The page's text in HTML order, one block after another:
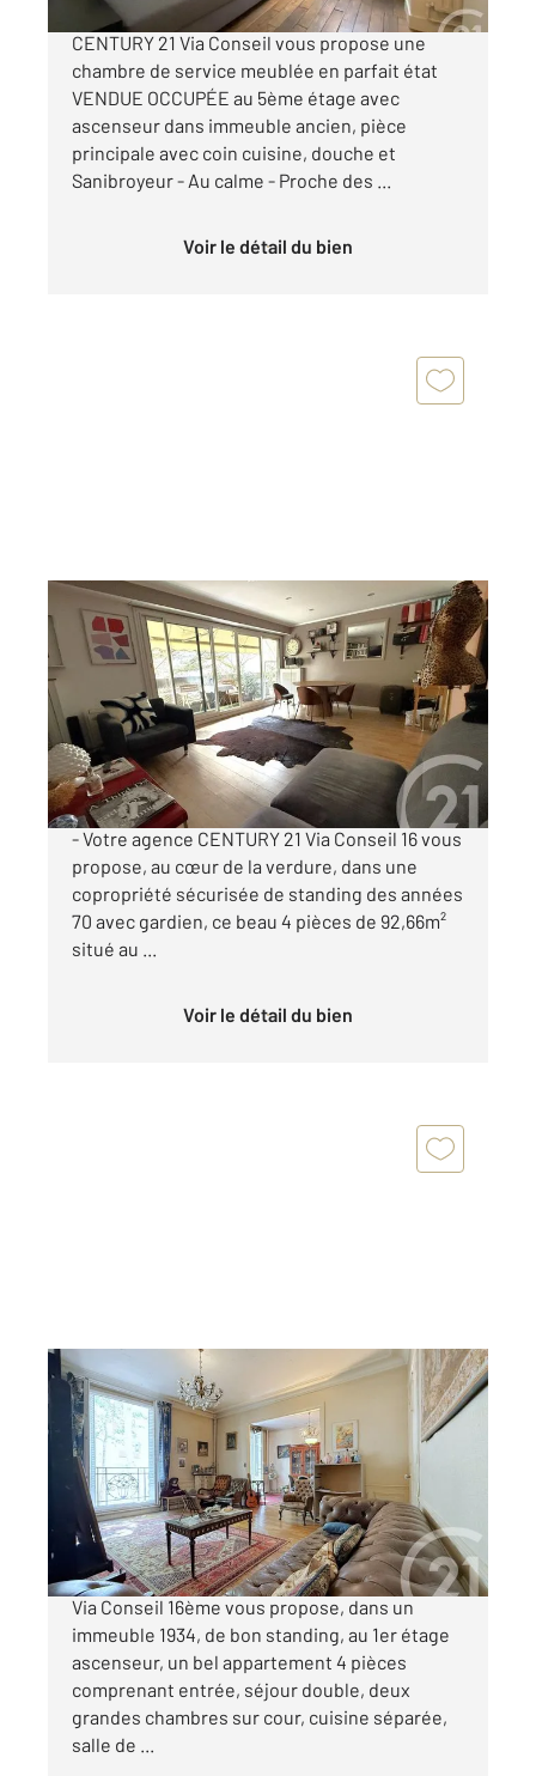
PARC SAINTE-PÉRINE - Votre agence
CENTURY 21 Via Conseil vous propose une
chambre de service meublée en parfait état
VENDUE OCCUPÉE au 5ème étage avec
ascenseur dans immeuble ancien, pièce
principale avec coin cuisine, douche et
Sanibroyeur - Au calme - Proche des ...
Voir le détail du bien
PARIS 75016
93 m2, 4 pièces
Ref : 10836
Appartement F4 à vendre
899 000 €
AVENUE DE VERSAILLES / PARENT DE ROSAN
- Votre agence CENTURY 21 Via Conseil 16 vous
propose, au cœur de la verdure, dans une
copropriété sécurisée de standing des années
70 avec gardien, ce beau 4 pièces de 92,66m²
situé au ...
Voir le détail du bien
PARIS 75016
102 m2, 4 pièces
Ref : 10797
Appartement F4 à vendre
1 040 000 €
CHARDON LAGACHE. Votre agence Century 21
Via Conseil 16ème vous propose, dans un
immeuble 1934, de bon standing, au 1er étage
ascenseur, un bel appartement 4 pièces
comprenant entrée, séjour double, deux
grandes chambres sur cour, cuisine séparée,
salle de ...